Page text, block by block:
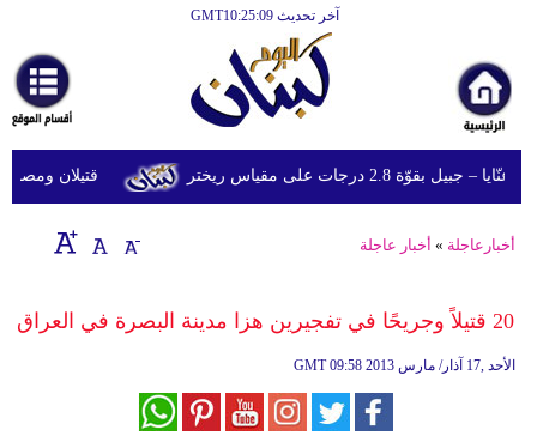
آخر تحديث GMT10:25:09
أخبارعاجلة
رياضة
ثقافة
إقتصاد
وموسيقى
قتيلان ومصابون جراء 14 غارة إسرائيلية على 2.8 درجات على مقياس ريختر
أخبارعاجلة » أخبار عاجلة
20 قتيلاً وجريحًا في تفجيرين هزا مدينة البصرة في العراق‬‎
GMT 09:58 2013 الأحد ,17 آذار/ مارس